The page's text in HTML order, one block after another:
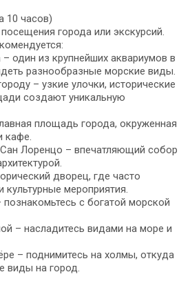
10 часов)
города или экскурсий.
один из крупнейших аквариумов в
разнообразные морские виды.
– узкие улочки, исторические
создают уникальную
площадь города, окруженная
кафе.
Лоренцо – впечатляющий собор
дворец, где часто
мероприятия.
с богатой морской
– насладитесь видами на море и
– поднимитесь на холмы, откуда
виды на город.